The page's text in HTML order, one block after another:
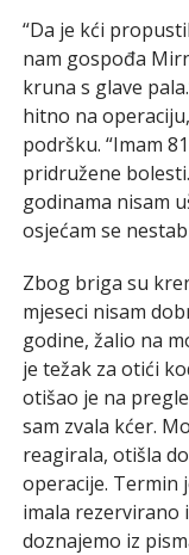
“Da je kći
nam gospođa
kruna s glave
hitno na
podršku. “Imam
pridružene
godinama nisam
osjećam se
Zbog briga su
mjeseci nisam
godine, žalio na
je težak za otići
otišao je na
sam zvala kćer.
reagirala, otišla
operacije. Termin
imala rezervirano
doznajemo iz